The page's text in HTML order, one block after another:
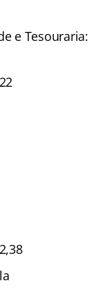
e Tesouraria: